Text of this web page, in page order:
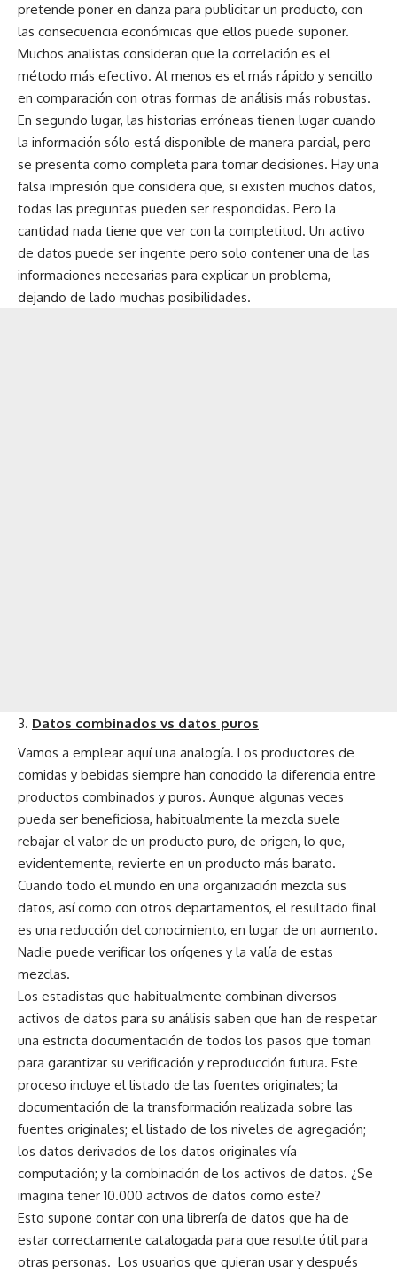
pretende poner en danza para publicitar un producto, con
las consecuencia económicas que ellos puede suponer.
Muchos analistas consideran que la correlación es el
método más efectivo. Al menos es el más rápido y sencillo
en comparación con otras formas de análisis más robustas.
En segundo lugar, las historias erróneas tienen lugar cuando
la información sólo está disponible de manera parcial, pero
se presenta como completa para tomar decisiones. Hay una
falsa impresión que considera que, si existen muchos datos,
todas las preguntas pueden ser respondidas. Pero la
cantidad nada tiene que ver con la completitud. Un activo
de datos puede ser ingente pero solo contener una de las
informaciones necesarias para explicar un problema,
dejando de lado muchas posibilidades.
Datos combinados vs datos puros
Vamos a emplear aquí una analogía. Los productores de
comidas y bebidas siempre han conocido la diferencia entre
productos combinados y puros. Aunque algunas veces
pueda ser beneficiosa, habitualmente la mezcla suele
rebajar el valor de un producto puro, de origen, lo que,
evidentemente, revierte en un producto más barato.
Cuando todo el mundo en una organización mezcla sus
datos, así como con otros departamentos, el resultado final
es una reducción del conocimiento, en lugar de un aumento.
Nadie puede verificar los orígenes y la valía de estas
mezclas.
Los estadistas que habitualmente combinan diversos
activos de datos para su análisis saben que han de respetar
una estricta documentación de todos los pasos que toman
para garantizar su verificación y reproducción futura. Este
proceso incluye el listado de las fuentes originales; la
documentación de la transformación realizada sobre las
fuentes originales; el listado de los niveles de agregación;
los datos derivados de los datos originales vía
computación; y la combinación de los activos de datos. ¿Se
imagina tener 10.000 activos de datos como este?
Esto supone contar con una librería de datos que ha de
estar correctamente catalogada para que resulte útil para
otras personas. Los usuarios que quieran usar y después